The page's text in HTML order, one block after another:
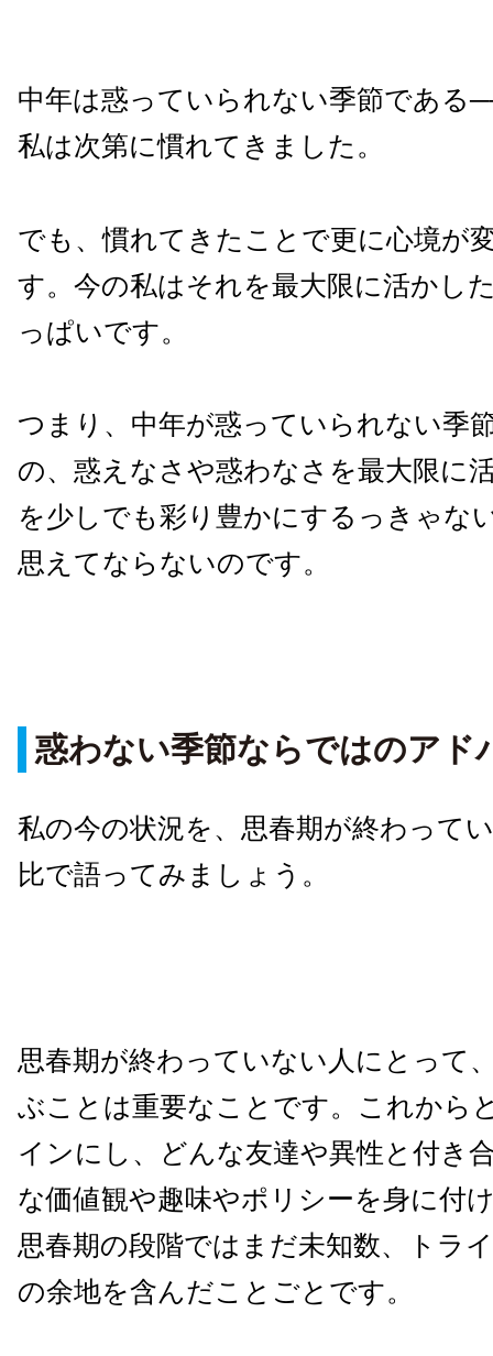
中年は惑っていられない季節である
私は次第に慣れてきました。
でも、慣れてきたことで更に心境が
す。今の私はそれを最大限に活かし
っぱいです。
つまり、中年が惑っていられない季
の、惑えなさや惑わなさを最大限に
を少しでも彩り豊かにするっきゃな
思えてならないのです。
惑わない季節ならではのアド
私の今の状況を、思春期が終わって
比で語ってみましょう。
思春期が終わっていない人にとって
ぶことは重要なことです。これから
インにし、どんな友達や異性と付き
な価値観や趣味やポリシーを身に付
思春期の段階ではまだ未知数、トラ
の余地を含んだことごとです。